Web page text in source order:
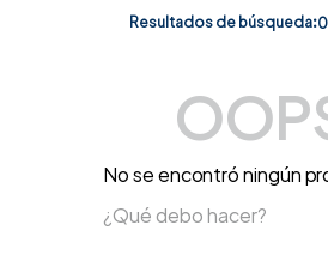
Resultados de búsqueda:0
No se encontró ningún
¿Qué debo hacer?